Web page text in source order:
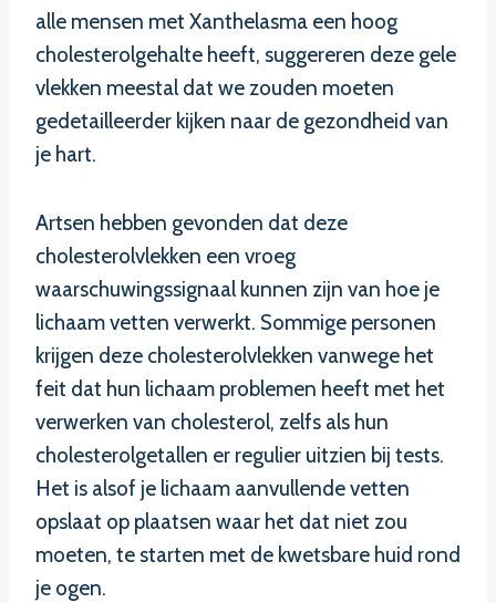
alle mensen met Xanthelasma een hoog
cholesterolgehalte heeft, suggereren deze gele
vlekken meestal dat we zouden moeten
gedetailleerder kijken naar de gezondheid van
je hart.
Artsen hebben gevonden dat deze
cholesterolvlekken een vroeg
waarschuwingssignaal kunnen zijn van hoe je
lichaam vetten verwerkt. Sommige personen
krijgen deze cholesterolvlekken vanwege het
feit dat hun lichaam problemen heeft met het
verwerken van cholesterol, zelfs als hun
cholesterolgetallen er regulier uitzien bij tests.
Het is alsof je lichaam aanvullende vetten
opslaat op plaatsen waar het dat niet zou
moeten, te starten met de kwetsbare huid rond
je ogen.